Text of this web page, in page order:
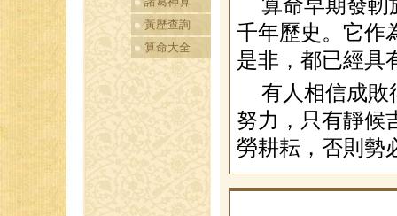
黃歷查詢
算命大全
算命早期發軔
千年歷史。它作
是非，都已經具
有人相信成敗
努力，只有靜候
勞耕耘，否則勢